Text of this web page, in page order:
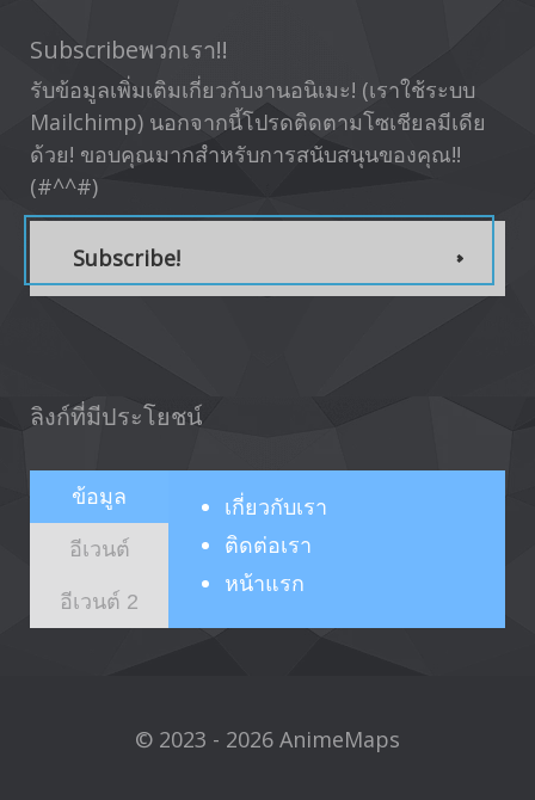
Subscribeพวกเรา!!
รับข้อมูลเพิ่มเติมเกี่ยวกับงานอนิเมะ! (เราใช้ระบบ
Mailchimp) นอกจากนี้โปรดติดตามโซเชียลมีเดีย
ด้วย! ขอบคุณมากสำหรับการสนับสนุนของคุณ!!
(#^^#)
Subscribe!
ลิงก์ที่มีประโยชน์
ข้อมูล
อีเวนต์
อีเวนต์ 2
เกี่ยวกับเรา
ติดต่อเรา
หน้าแรก
© 2023 - 2026 AnimeMaps